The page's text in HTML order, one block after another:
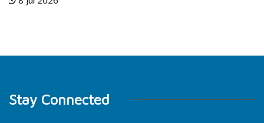
JEC Eye Hospitals & Clinics Raih Marketeers...
Stay Connected